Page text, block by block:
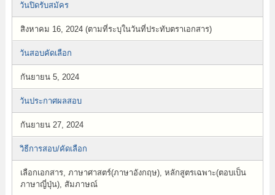
วันปิดรับสมัคร
สิงหาคม 16, 2024 (ตามที่ระบุในวันที่ประทับตราเอกสาร)
วันสอบคัดเลือก
กันยายน 5, 2024
วันประกาศผลสอบ
กันยายน 27, 2024
วิธีการสอบ/คัดเลือก
เลือกเอกสาร, ภาษาศาสตร์(ภาษาอังกฤษ), หลักสูตรเฉพาะ(ตอบเป็น
ภาษาญี่ปุ่น), สัมภาษณ์